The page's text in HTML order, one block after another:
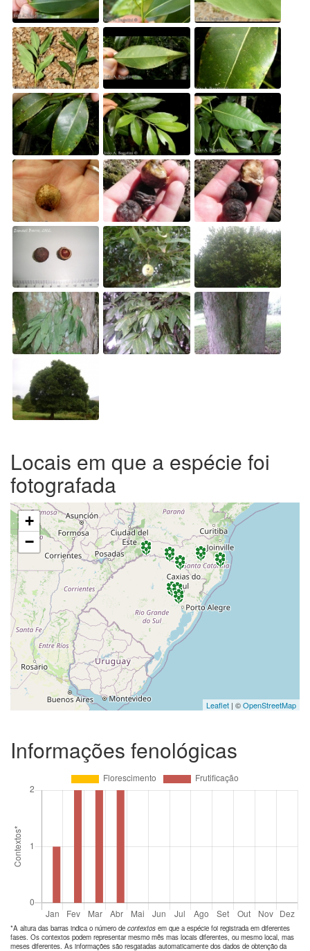
Locais em que a espécie foi
fotografada
+
−
Leaflet | ©OpenStreetMap
Informações fenológicas
*A altura das barras indica o número de contextos em que a espécie foi registrada em diferentes
fases. Os contextos podem representar mesmo mês mas locais diferentes, ou mesmo local, mas
meses diferentes. As informações são resgatadas automaticamente dos dados de obtenção da